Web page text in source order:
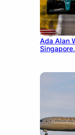
August 13,
Ada Alan